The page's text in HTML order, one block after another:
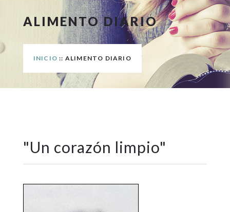
ALIMENTO DIARIO
INICIO :: ALIMENTO DIARIO
"Un corazón limpio"